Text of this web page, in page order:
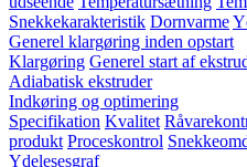
Snekkekarakteristik Dornvarme
Generel klargøring inden opstart
Klargøring Generel start af
Adiabatisk ekstruder
Indkøring og optimering
Specifikation Kvalitet
produkt Proceskontrol
Ydelesesgraf